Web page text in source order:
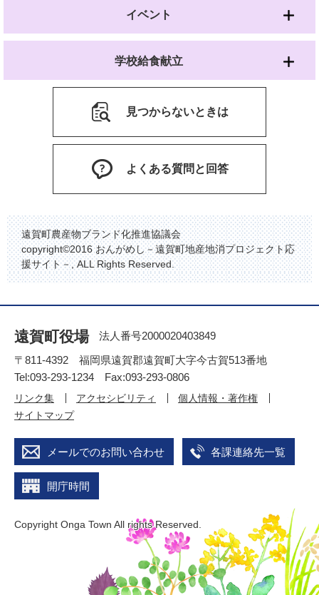
イベント
学校給食献立
見つからないときは
よくある質問と回答
遠賀町農産物ブランド化推進協議会
copyright©2016 おんがめし－遠賀町地産地消プロジェクト応
援サイト－, ALL Rights Reserved.
遠賀町役場
法人番号2000020403849
〒811-4392 福岡県遠賀郡遠賀町大字今古賀513番地
Tel:093-293-1234 Fax:093-293-0806
リンク集 アクセシビリティ
個人情報・著作権
サイトマップ
メールでのお問い合わせ 各課連絡先一覧
開庁時間
Copyright Onga Town All rights Reserved.